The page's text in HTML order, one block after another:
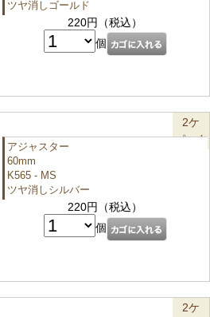
ツヤ消しゴールド
220円（税込）
個
2ケ
パック
アジャスター
60mm
K565 - MS
ツヤ消しシルバー
220円（税込）
個
2ケ